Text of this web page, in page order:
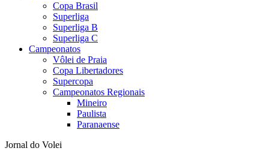
Copa Brasil
Superliga
Superliga B
Superliga C
Campeonatos
Vôlei de Praia
Copa Libertadores
Supercopa
Campeonatos Regionais
Mineiro
Paulista
Paranaense
Jornal do Volei